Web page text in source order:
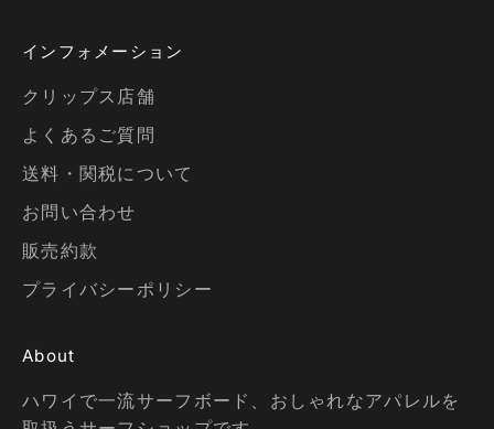
インフォメーション
クリップス店舗
よくあるご質問
送料・関税について
お問い合わせ
販売約款
プライバシーポリシー
About
ハワイで一流サーフボード、おしゃれなアパレルを